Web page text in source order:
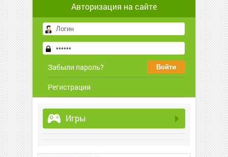
Авторизация на сайте
Забыли пароль?
Регистрация
Игры